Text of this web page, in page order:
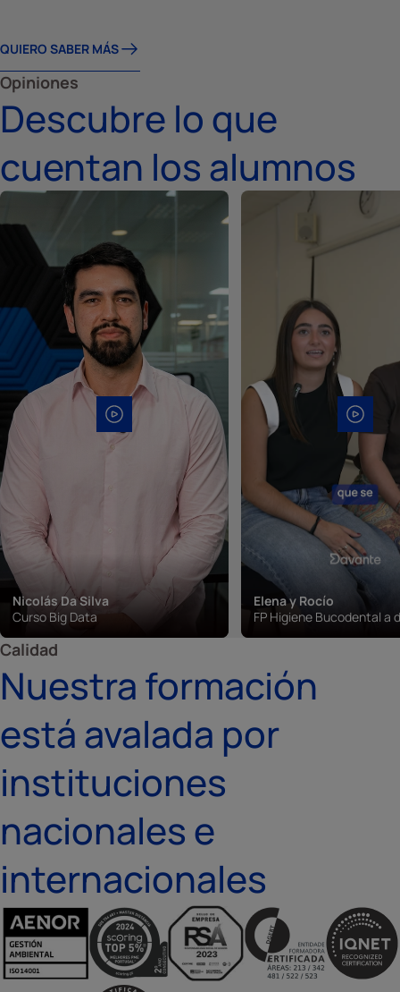
QUIERO SABER MÁS
Opiniones
Descubre lo que
cuentan los alumnos
Nicolás Da Silva
Curso Big Data
Elena y Rocío
FP Higiene Bucodental a
Calidad
Nuestra formación
está avalada por
instituciones
nacionales e
internacionales